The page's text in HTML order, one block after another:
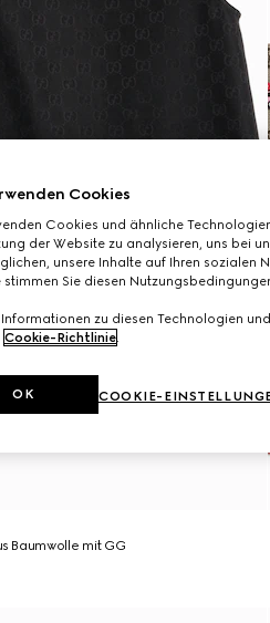
Baumwolle mit GG
Cookies
Cookies und ähnliche
der Website zu analysieren, uns bei
unsere Inhalte auf Ihren sozialen
stimmen Sie diesen
zu diesen Technologien
Cookie-Richtlinie.
COOKIE-
OK